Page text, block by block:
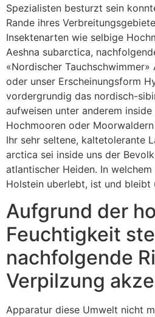
Spezialisten besturzt sein
Rande ihres
Insektenarten wie selbige
Aeshna subarctica,
«Nordischer Tauchschwimmer»
oder unser Erscheinungsform
vordergrundig das nordisch-
aufweisen unter anderem
Hochmooren oder
Ihr sehr seltene, kaltetolerante
arctica sei inside uns der
atlantischer Heiden. In
Holstein uberlebt, ist und bleibt
Aufgrund der
Feuchtigkeit
nachfolgende
Verpilzung
Apparatur diese Umwelt nicht